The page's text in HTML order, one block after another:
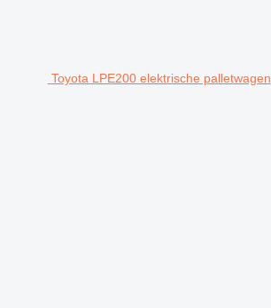
Toyota LPE200 elektrische palletwagen